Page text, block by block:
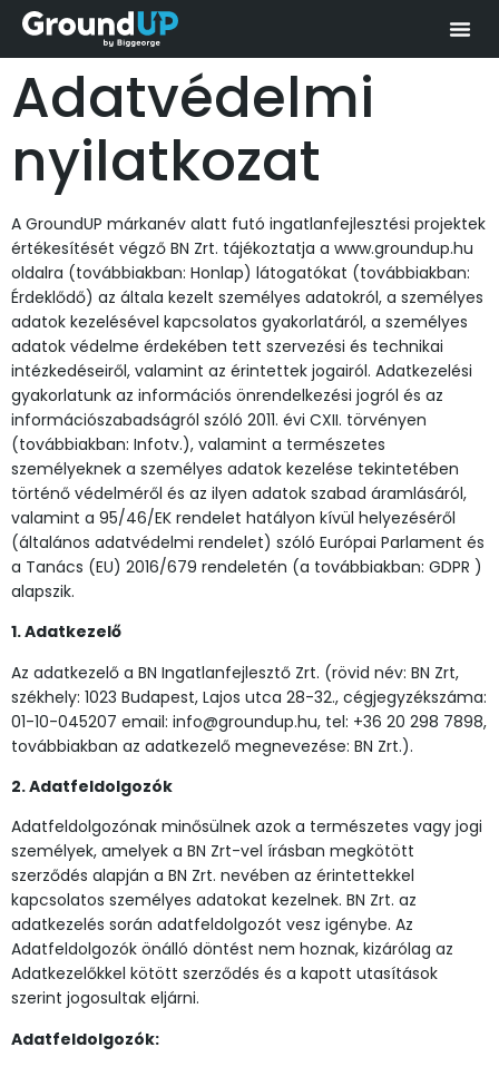
Adatvédelmi
nyilatkozat
A GroundUP márkanév alatt futó ingatlanfejlesztési projektek
értékesítését végző BN Zrt. tájékoztatja a www.groundup.hu
oldalra (továbbiakban: Honlap) látogatókat (továbbiakban:
Érdeklődő) az általa kezelt személyes adatokról, a személyes
adatok kezelésével kapcsolatos gyakorlatáról, a személyes
adatok védelme érdekében tett szervezési és technikai
intézkedéseiről, valamint az érintettek jogairól. Adatkezelési
gyakorlatunk az információs önrendelkezési jogról és az
információszabadságról szóló 2011. évi CXII. törvényen
(továbbiakban: Infotv.), valamint a természetes
személyeknek a személyes adatok kezelése tekintetében
történő védelméről és az ilyen adatok szabad áramlásáról,
valamint a 95/46/EK rendelet hatályon kívül helyezéséről
(általános adatvédelmi rendelet) szóló Európai Parlament és
a Tanács (EU) 2016/679 rendeletén (a továbbiakban: GDPR )
alapszik.
1. Adatkezelő
Az adatkezelő a BN Ingatlanfejlesztő Zrt. (rövid név: BN Zrt,
székhely: 1023 Budapest, Lajos utca 28-32., cégjegyzékszáma:
01-10-045207 email: info@groundup.hu, tel: +36 20 298 7898,
továbbiakban az adatkezelő megnevezése: BN Zrt.).
2. Adatfeldolgozók
Adatfeldolgozónak minősülnek azok a természetes vagy jogi
személyek, amelyek a BN Zrt-vel írásban megkötött
szerződés alapján a BN Zrt. nevében az érintettekkel
kapcsolatos személyes adatokat kezelnek. BN Zrt. az
adatkezelés során adatfeldolgozót vesz igénybe. Az
Adatfeldolgozók önálló döntést nem hoznak, kizárólag az
Adatkezelőkkel kötött szerződés és a kapott utasítások
szerint jogosultak eljárni.
Adatfeldolgozók: